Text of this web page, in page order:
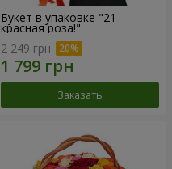
Букет в упаковке "21
красная роза!"
2 249 грн
Заказать